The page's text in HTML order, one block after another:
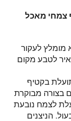
צמחי מאכל
לעקור
לטבע מקום
בקטיף
בצורה מבוקרת
לצמח נובעת
הניצנים